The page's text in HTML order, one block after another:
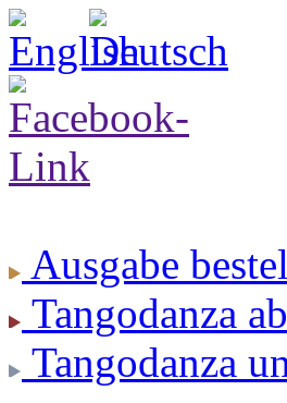
Ausgabe
Tangodanza
Tangodanza